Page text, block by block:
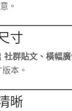
。
寸
社群貼文、橫幅
本。
晰